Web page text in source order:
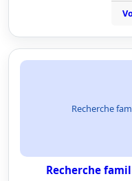
Recherche
Recherche